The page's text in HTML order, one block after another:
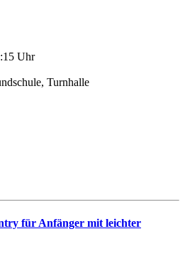
Uhr
Turnhalle
für Anfänger mit leichter